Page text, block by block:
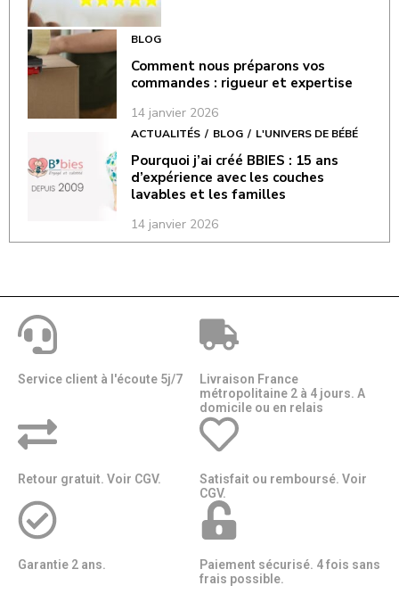
BLOG
Comment nous préparons vos
commandes : rigueur et expertise
14 janvier 2026
ACTUALITÉS BLOG L'UNIVERS DE BÉBÉ
Pourquoi j’ai créé BBIES : 15 ans
d’expérience avec les couches
lavables et les familles
14 janvier 2026
Service client à l'écoute 5j/7
Livraison France
métropolitaine 2 à 4 jours. A
domicile ou en relais​​
Retour gratuit. Voir CGV.
Satisfait ou remboursé. Voir
CGV.
Garantie 2 ans.
Paiement sécurisé. 4 fois sans
frais possible.